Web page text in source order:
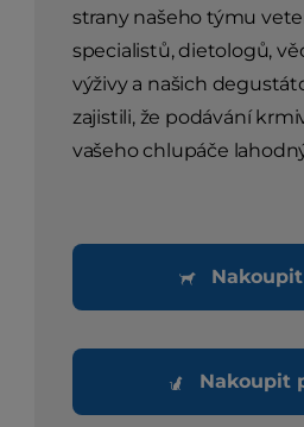
strany našeho týmu
specialistů, dietologů,
výživy a našich
zajistili, že podávání
vašeho chlupáče
Nakoupit